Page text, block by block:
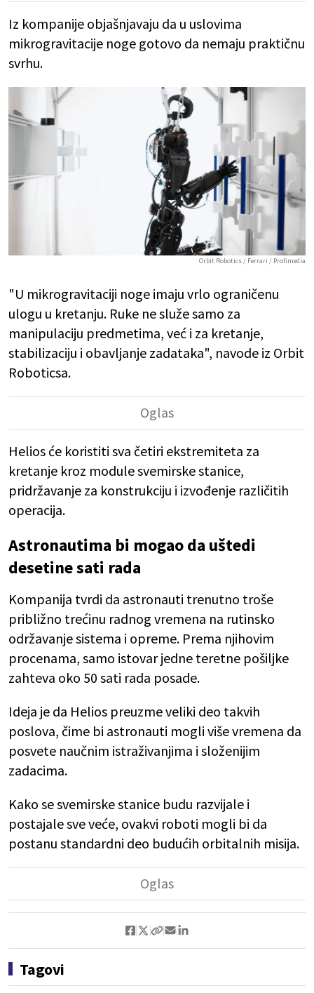
Iz kompanije objašnjavaju da u uslovima
mikrogravitacije noge gotovo da nemaju praktičnu
svrhu.
Orbit Robotics / Ferrari / Profimedia
"U mikrogravitaciji noge imaju vrlo ograničenu
ulogu u kretanju. Ruke ne služe samo za
manipulaciju predmetima, već i za kretanje,
stabilizaciju i obavljanje zadataka", navode iz Orbit
Roboticsa.
Helios će koristiti sva četiri ekstremiteta za
kretanje kroz module svemirske stanice,
pridržavanje za konstrukciju i izvođenje različitih
operacija.
Astronautima bi mogao da uštedi
desetine sati rada
Kompanija tvrdi da astronauti trenutno troše
približno trećinu radnog vremena na rutinsko
održavanje sistema i opreme. Prema njihovim
procenama, samo istovar jedne teretne pošiljke
zahteva oko 50 sati rada posade.
Ideja je da Helios preuzme veliki deo takvih
poslova, čime bi astronauti mogli više vremena da
posvete naučnim istraživanjima i složenijim
zadacima.
Kako se svemirske stanice budu razvijale i
postajale sve veće, ovakvi roboti mogli bi da
postanu standardni deo budućih orbitalnih misija.
Tagovi